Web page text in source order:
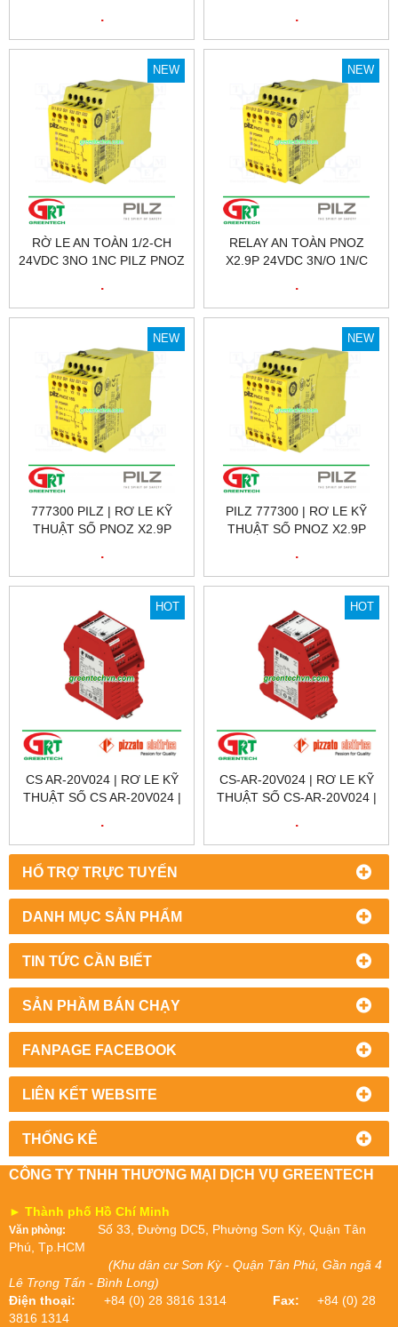
HỔ TRỢ TRỰC TUYẾN
DANH MỤC SẢN PHẨM
TIN TỨC CẦN BIẾT
SẢN PHẦM BÁN CHẠY
FANPAGE FACEBOOK
LIÊN KẾT WEBSITE
THỐNG KÊ
ETAKO VIỆT NAM
.
SENSOR 0184-45703-1-003
| SUCO VIỆT NAM
.
NEW
RỜ LE AN TOÀN 1/2-CH
24VDC 3NO 1NC PILZ PNOZ
.
NEW
RELAY AN TOÀN PNOZ
X2.9P 24VDC 3N/O 1N/C
.
NEW
777300 PILZ | RƠ LE KỸ
THUẬT SỐ PNOZ X2.9P
.
NEW
PILZ 777300 | RƠ LE KỸ
THUẬT SỐ PNOZ X2.9P
.
HOT
CS AR-20V024 | RƠ LE KỸ
THUẬT SỐ CS AR-20V024 |
NAM | CS AR-20V024
.
HOT
CS-AR-20V024 | RƠ LE KỸ
THUẬT SỐ CS-AR-20V024 |
NAM
.
CÔNG TY TNHH THƯƠNG MẠI DỊCH VỤ GREENTECH
► Thành phố Hồ Chí Minh
Văn phòng: Số 33, Đường DC5, Phường Sơn Kỳ, Quận Tân
Phú, Tp.HCM
(Khu dân cư Sơn Kỳ - Quận Tân Phú, Gần ngã 4
Lê Trọng Tấn - Bình Long)
Điện thoại: +84 (0) 28 3816 1314 Fax: +84 (0) 28
3816 1314